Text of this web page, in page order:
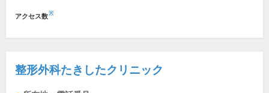
アクセス数※
整形外科たきしたクリニック